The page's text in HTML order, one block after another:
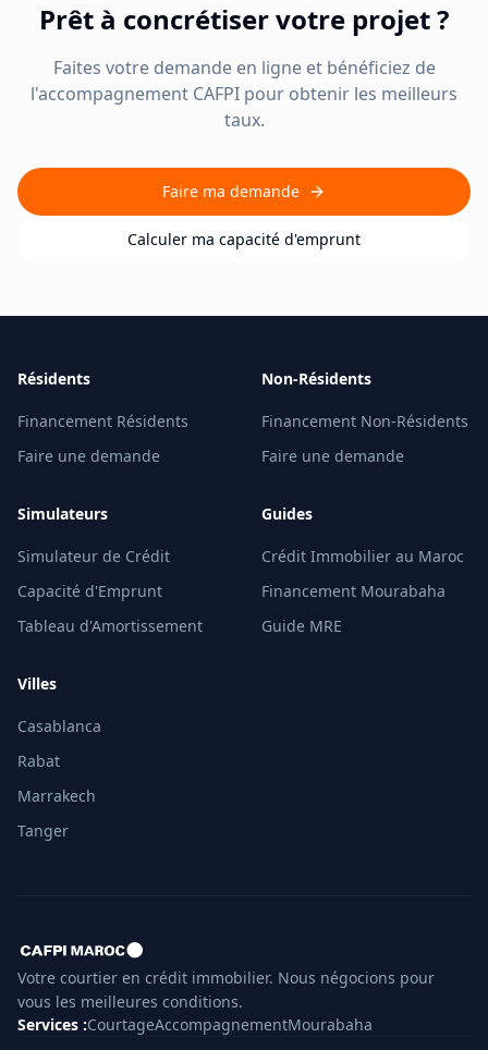
Prêt à concrétiser votre projet ?
Faites votre demande en ligne et bénéficiez de
l'accompagnement CAFPI pour obtenir les meilleurs
taux.
Faire ma demande
Calculer ma capacité d'emprunt
Résidents
Financement Résidents
Faire une demande
Non-Résidents
Financement Non-Résidents
Faire une demande
Simulateurs
Simulateur de Crédit
Capacité d'Emprunt
Tableau d'Amortissement
Guides
Crédit Immobilier au Maroc
Financement Mourabaha
Guide MRE
Villes
Casablanca
Rabat
Marrakech
Tanger
Votre courtier en crédit immobilier. Nous négocions pour
vous les meilleures conditions.
Services :CourtageAccompagnementMourabaha